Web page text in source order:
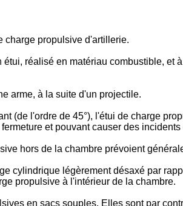
charge propulsive d'artillerie.
réalisé en matériau combustible,
arme, à la suite d'un projectile.
(de l'ordre de 45°), l'étui de charge
et pouvant causer des incidents
hors de la chambre prévoient
cylindrique légèrement désaxé par
propulsive à l'intérieur de la chambre.
en sacs souples. Elles sont par